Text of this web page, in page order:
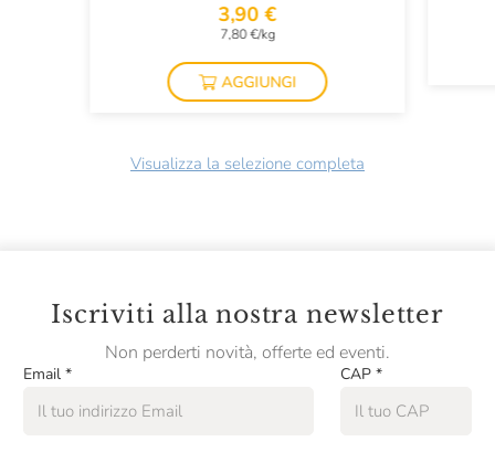
3,90 €
7,80 €/kg
AGGIUNGI
Visualizza la selezione completa
Iscriviti alla nostra newsletter
Non perderti novità, offerte ed eventi.
Email * CAP *